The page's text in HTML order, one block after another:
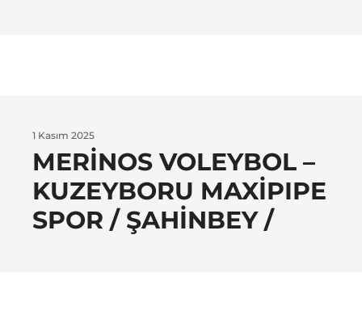
1 Kasım 2025
MERINOS VOLEYBOL –
KUZEYBORU MAXIPIPE
SPOR / ŞAHINBEY /